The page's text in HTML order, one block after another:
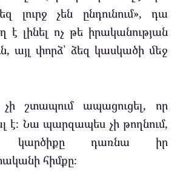
լուրջ չեն ընդունում», դա
է լինել ոչ թե իրականության
այլ փորձ՝ ձեզ կասկածի մեջ
շտապում ապացուցել, որ
է։ Նա պարզապես չի թողնում,
կարծիքը դառնա իր
հիմքը։